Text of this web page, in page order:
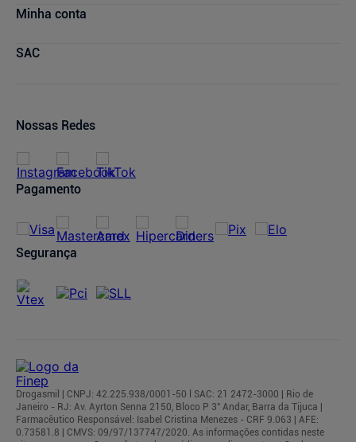
Drogasmil Plus
Descontos de laboratórios
Marcas Parceiras
Quem Somos
Dúvidas Frequentes
Condições de Pagamento
Compra Recorrente
Minha conta
Minha conta
SAC
Nossas Redes
Pagamento
Segurança
Drogasmil | CNPJ: 42.225.938/0001-50 l SAC: 21 2472-3000 | Rio de
Janeiro - RJ: Av. Ayrton Senna 2150, Bloco P 3° Andar, Barra da Tijuca |
Farmacêutico Responsável: Isabel Cristina Menezes - CRF 9.063 | AFE:
0.73581.8 | CMVS: 09/97/137747/2020. As informações contidas neste